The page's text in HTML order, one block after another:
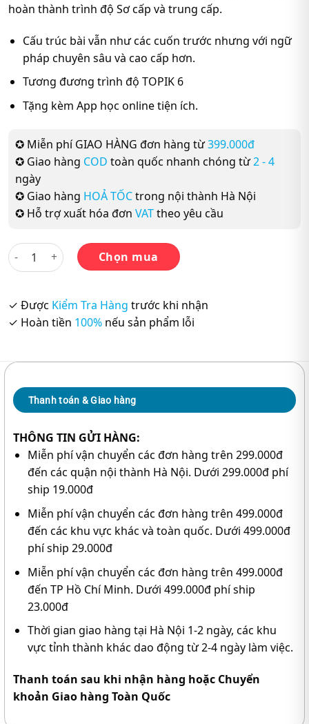
hoàn thành trình độ Sơ cấp và trung cấp.
Cấu trúc bài vẫn như các cuốn trước nhưng với ngữ
pháp chuyên sâu và cao cấp hơn.
Tương đương trình độ TOPIK 6
Tặng kèm App học online tiện ích.
✪ Miễn phí GIAO HÀNG đơn hàng từ399.000đ
✪ Giao hàng COD toàn quốc nhanh chóng từ2 - 4
ngày
✪ Giao hàng HOẢ TỐCtrong nội thành Hà Nội
✪ Hỗ trợ xuất hóa đơn VATtheo yêu cầu
Giáo trình tiếng Hàn tổng hợp cao cấp 6 – đen trắng (phiên
Chọn mua
✓ Được Kiểm Tra Hàng trước khi nhận
✓ Hoàn tiền 100% nếu sản phẩm lỗi
Thanh toán & Giao hàng
THÔNG TIN GỬI HÀNG:
Miễn phí vận chuyển các đơn hàng trên 299.000đ
đến các quận nội thành Hà Nội. Dưới 299.000đ phí
ship 19.000đ
Miễn phí vận chuyển các đơn hàng trên 499.000đ
đến các khu vực khác và toàn quốc. Dưới 499.000đ
phí ship 29.000đ
Miễn phí vận chuyển các đơn hàng trên 499.000đ
đến TP Hồ Chí Minh. Dưới 499.000đ phí ship
23.000đ
Thời gian giao hàng tại Hà Nội 1-2 ngày, các khu
vực tỉnh thành khác dao động từ 2-4 ngày làm việc.
Thanh toán sau khi nhận hàng hoặc Chuyển
khoản Giao hàng Toàn Quốc